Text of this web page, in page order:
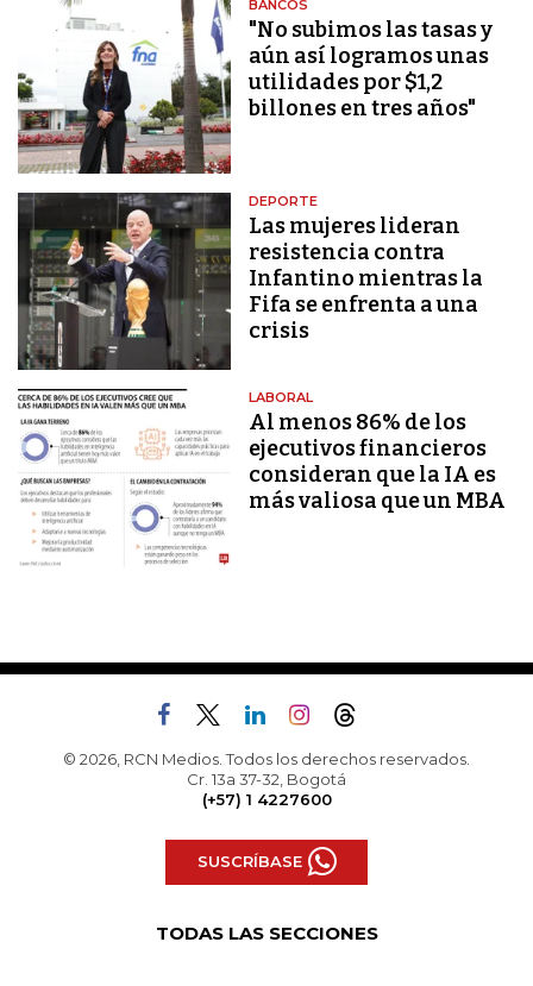
BANCOS
"No subimos las tasas y
aún así logramos unas
utilidades por $1,2
billones en tres años"
DEPORTE
Las mujeres lideran
resistencia contra
Infantino mientras la
Fifa se enfrenta a una
crisis
LABORAL
Al menos 86% de los
ejecutivos financieros
consideran que la IA es
más valiosa que un MBA
© 2026, RCN Medios. Todos los derechos reservados.
Cr. 13a 37-32, Bogotá
(+57) 1 4227600
SUSCRÍBASE
TODAS LAS SECCIONES